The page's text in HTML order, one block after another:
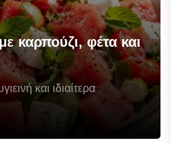
καρπούζι, φέτα και
και ιδιαίτερα